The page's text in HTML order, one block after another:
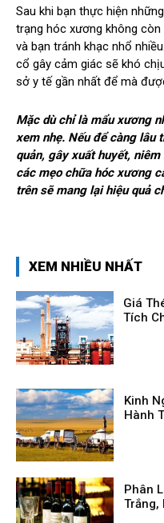
Sau khi bạn thực hiện
trạng hóc xương không
và bạn tránh khạc nhổ
cổ gây cảm giác sẽ khó
sở y tế gần nhất để mà
Mặc dù chỉ là mẩu xương
xem nhẹ. Nếu để càng lâu
quản, gây xuất huyết,
các mẹo chữa hóc xương
trên sẽ mang lại hiệu quả
XEM NHIỀU NHẤT
Giá
Tích
Kinh
Hành
Phân
Trắng,